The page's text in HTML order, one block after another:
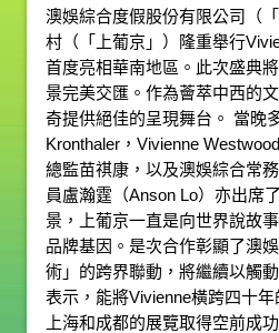
澳娛綜合度假股份有限公司（
村（「上葡京」）隆重舉行
首度亮相華南地區。此次盛典
景完美交匯。作為薈萃中西的
奇提供絕佳的呈現舞台。 當晚
Kronthaler，Vivienne
總監苗祺康，以及澳娛綜合常
員盧瀚霆（Anson Lo）亦出席
景，上葡京一直是向世界說故
品牌基因。是次合作彰顯了澳
術」的跨界聯動，將繼續以觸
表示，能將Vivienne橫跨四十
上海和成都的展覽取得空前成